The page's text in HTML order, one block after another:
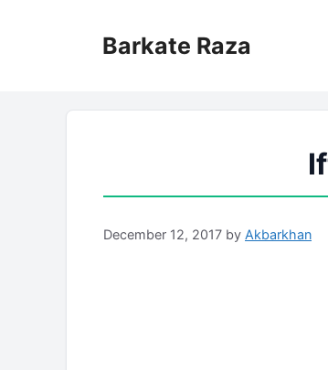
Barkate Raza
December 12, 2017 by Akbarkhan